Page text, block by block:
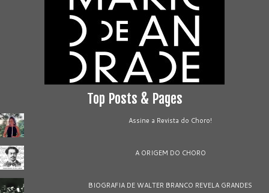
Top Posts & Pages
Assine a Revista do Choro!
A ORIGEM DO CHORO
BIOGRAFIA DE WALTER BRANCO REVELA GRANDES